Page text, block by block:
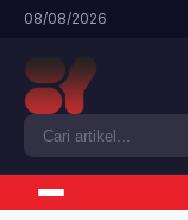
08/08/2026